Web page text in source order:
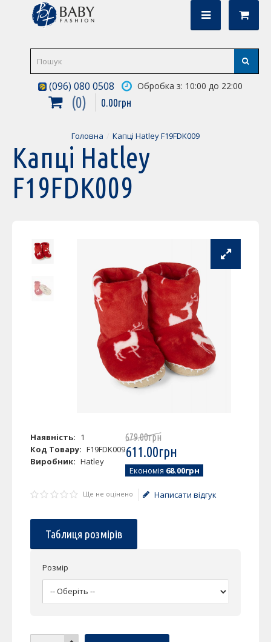
(096) 080 0508 Обробка з: 10:00 до 22:00
0 0.00грн
Головна Капці Hatley F19FDK009
Капці Hatley
F19FDK009
Наявність: 1
Код Товару: F19FDK009
Виробник: Hatley
679.00грн
611.00грн
Економія 68.00грн
Ще не оцінено Написати відгук
Таблиця розмірів
Розмір